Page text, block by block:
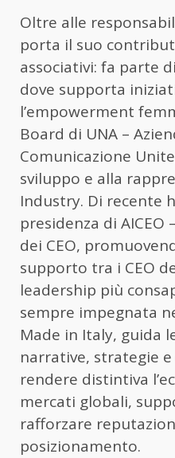
Oltre alle
porta il suo
associativi: fa parte
dove supporta
l’empowerment
Board di UNA –
Comunicazione
sviluppo e alla
Industry. Di recente
presidenza di AICEO
dei CEO,
supporto tra i CEO
leadership più
sempre impegnata
Made in Italy, guida
narrative, strategie
rendere distintiva
mercati globali,
rafforzare
posizionamento.